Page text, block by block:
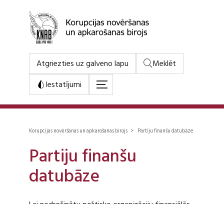
Atgriezties uz galveno lapu
Meklēt
Iestatījumi
Korupcijas novēršanas un apkarošanas birojs > Partiju finanšu datubāze
Partiju finanšu
datubāze